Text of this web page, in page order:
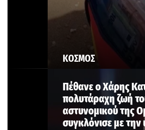
ΚΟΣΜΟΣ
Πέθανε ο Χάρης
πολυτάραχη ζωή
αστυνομικού της
συγκλόνισε με την